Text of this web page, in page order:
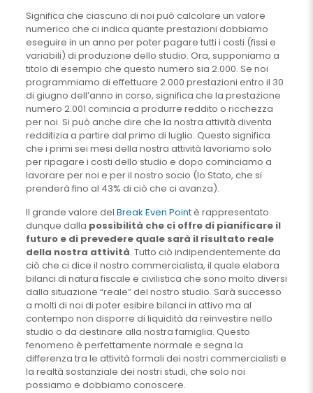
Significa che ciascuno di noi può calcolare un valore
numerico che ci indica quante prestazioni dobbiamo
eseguire in un anno per poter pagare tutti i costi (fissi e
variabili) di produzione dello studio. Ora, supponiamo a
titolo di esempio che questo numero sia 2.000. Se noi
programmiamo di effettuare 2.000 prestazioni entro il 30
di giugno dell’anno in corso, significa che la prestazione
numero 2.001 comincia a produrre reddito o ricchezza
per noi. Si può anche dire che la nostra attività diventa
redditizia a partire dal primo di luglio. Questo significa
che i primi sei mesi della nostra attività lavoriamo solo
per ripagare i costi dello studio e dopo cominciamo a
lavorare per noi e per il nostro socio (lo Stato, che si
prenderà fino al 43% di ciò che ci avanza).
Il grande valore del Break Even Pointè rappresentato
dunque dalla possibilità che ci offre di pianificare il
futuro e di prevedere quale sarà il risultato reale
della nostra attività. Tutto ciò indipendentemente da
ciò che ci dice il nostro commercialista, il quale elabora
bilanci di natura fiscale e civilistica che sono molto diversi
dalla situazione “reale” del nostro studio. Sarà successo
a molti di noi di poter esibire bilanci in attivo ma al
contempo non disporre di liquidità da reinvestire nello
studio o da destinare alla nostra famiglia. Questo
fenomeno è perfettamente normale e segna la
differenza tra le attività formali dei nostri commercialisti e
la realtà sostanziale dei nostri studi, che solo noi
possiamo e dobbiamo conoscere.